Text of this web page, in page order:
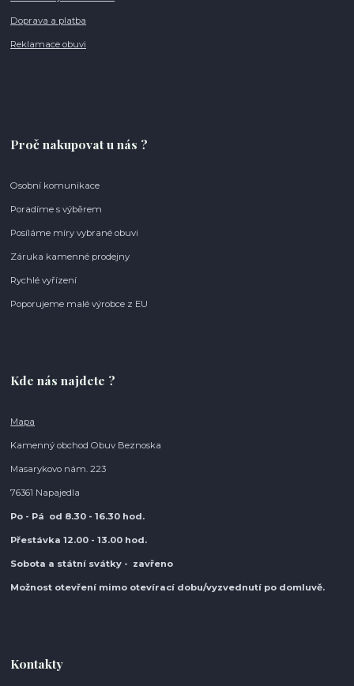
Doprava a platba
Reklamace obuvi
Proč nakupovat u nás ?
Osobní komunikace
Poradíme s výběrem
Posíláme míry vybrané obuvi
Záruka kamenné prodejny
Rychlé vyřízení
Poporujeme malé výrobce z EU
Kde nás najdete ?
Mapa
Kamenný obchod Obuv Beznoska
Masarykovo nám. 223
76361 Napajedla
Po - Pá od 8.30 - 16.30 hod.
Přestávka 12.00 - 13.00 hod.
Sobota a státní svátky - zavřeno
Možnost otevření mimo otevírací dobu/vyzvednutí po domluvě.
Kontakty